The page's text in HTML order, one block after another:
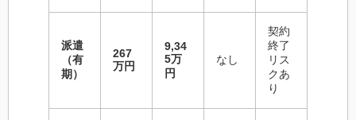
派遣
（有
期）
267
万円
9,34
5万
円
なし
契約
終了
リス
クあ
り